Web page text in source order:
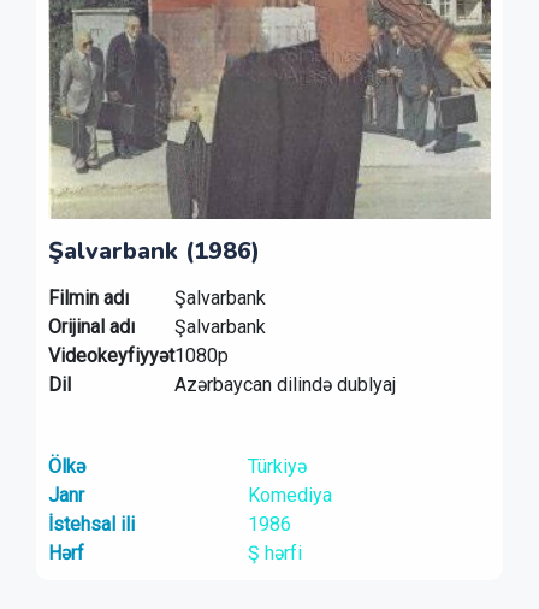
Şalvarbank (1986)
Filmin adı
Şalvarbank
Orijinal adı
Şalvarbank
Videokeyfiyyət1080p
Dil
Azərbaycan dilində dublyaj
Ölkə
Türkiyə
Janr
Komediya
İstehsal ili
1986
Hərf
Ş hərfi